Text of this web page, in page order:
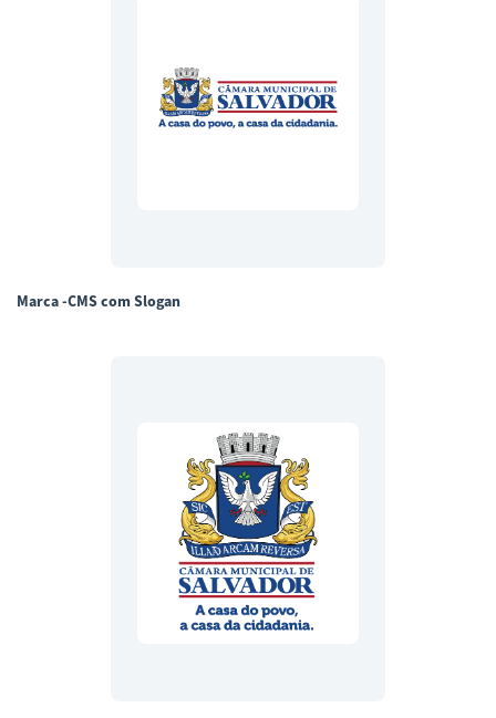
Marca -CMS com Slogan